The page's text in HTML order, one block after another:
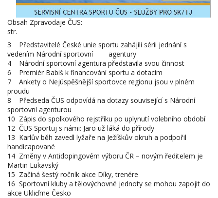
Obsah Zpravodaje ČUS:
str.
3 Představitelé České unie sportu zahájili sérii jednání s
vedením Národní sportovní agentury
4 Národní sportovní agentura představila svou činnost
6 Premiér Babiš k financování sportu a dotacím
7 Ankety o Nejúspěšnější sportovce regionu jsou v plném
proudu
8 Předseda ČUS odpovídá na dotazy související s Národní
sportovní agenturou
10 Zápis do spolkového rejstříku po uplynutí volebního období
12 ČUS Sportuj s námi: Jaro už láká do přírody
13 Karlův běh zavedl lyžaře na Ježíškův okruh a podpořil
handicapované
14 Změny v Antidopingovém výboru ČR – novým ředitelem je
Martin Lukavský
15 Začíná šestý ročník akce Díky, trenére
16 Sportovní kluby a tělovýchovné jednoty se mohou zapojit do
akce Ukliďme Česko